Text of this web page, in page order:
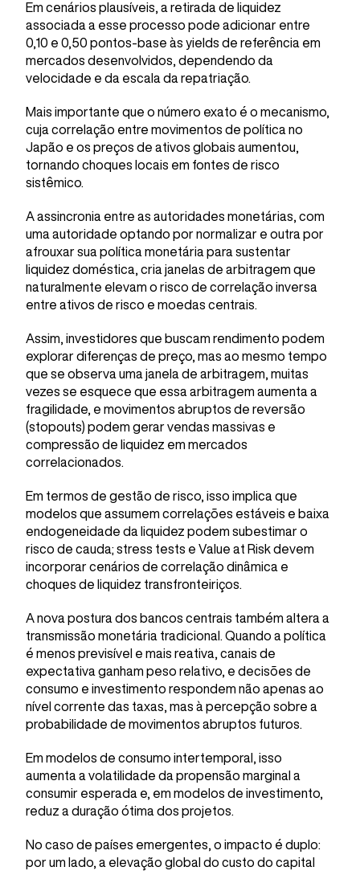
Em cenários plausíveis, a retirada de liquidez
associada a esse processo pode adicionar entre
0,10 e 0,50 pontos-base às yields de referência em
mercados desenvolvidos, dependendo da
velocidade e da escala da repatriação.
Mais importante que o número exato é o mecanismo,
cuja correlação entre movimentos de política no
Japão e os preços de ativos globais aumentou,
tornando choques locais em fontes de risco
sistêmico.
A assincronia entre as autoridades monetárias, com
uma autoridade optando por normalizar e outra por
afrouxar sua política monetária para sustentar
liquidez doméstica, cria janelas de arbitragem que
naturalmente elevam o risco de correlação inversa
entre ativos de risco e moedas centrais.
Assim, investidores que buscam rendimento podem
explorar diferenças de preço, mas ao mesmo tempo
que se observa uma janela de arbitragem, muitas
vezes se esquece que essa arbitragem aumenta a
fragilidade, e movimentos abruptos de reversão
(stopouts) podem gerar vendas massivas e
compressão de liquidez em mercados
correlacionados.
Em termos de gestão de risco, isso implica que
modelos que assumem correlações estáveis e baixa
endogeneidade da liquidez podem subestimar o
risco de cauda; stress tests e Value at Risk devem
incorporar cenários de correlação dinâmica e
choques de liquidez transfronteiriços.
A nova postura dos bancos centrais também altera a
transmissão monetária tradicional. Quando a política
é menos previsível e mais reativa, canais de
expectativa ganham peso relativo, e decisões de
consumo e investimento respondem não apenas ao
nível corrente das taxas, mas à percepção sobre a
probabilidade de movimentos abruptos futuros.
Em modelos de consumo intertemporal, isso
aumenta a volatilidade da propensão marginal a
consumir esperada e, em modelos de investimento,
reduz a duração ótima dos projetos.
No caso de países emergentes, o impacto é duplo:
por um lado, a elevação global do custo do capital